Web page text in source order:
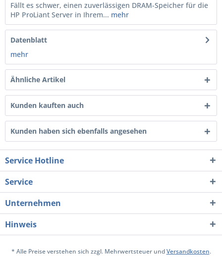
Fällt es schwer, einen zuverlässigen DRAM-Speicher für die
HP ProLiant Server in Ihrem... mehr
Datenblatt
mehr
Ähnliche Artikel
Kunden kauften auch
Kunden haben sich ebenfalls angesehen
Service Hotline
Service
Unternehmen
Hinweis
* Alle Preise verstehen sich zzgl. Mehrwertsteuer undVersandkosten.